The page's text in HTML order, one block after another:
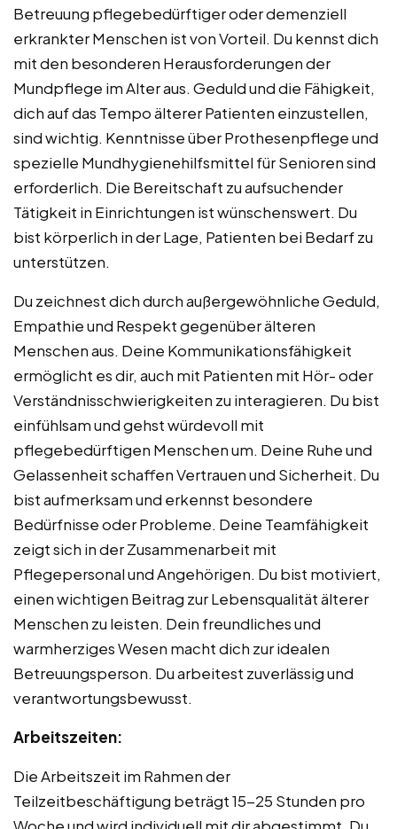
Betreuung pflegebedürftiger oder demenziell
erkrankter Menschen ist von Vorteil. Du kennst dich
mit den besonderen Herausforderungen der
Mundpflege im Alter aus. Geduld und die Fähigkeit,
dich auf das Tempo älterer Patienten einzustellen,
sind wichtig. Kenntnisse über Prothesenpflege und
spezielle Mundhygienehilfsmittel für Senioren sind
erforderlich. Die Bereitschaft zu aufsuchender
Tätigkeit in Einrichtungen ist wünschenswert. Du
bist körperlich in der Lage, Patienten bei Bedarf zu
unterstützen.
Du zeichnest dich durch außergewöhnliche Geduld,
Empathie und Respekt gegenüber älteren
Menschen aus. Deine Kommunikationsfähigkeit
ermöglicht es dir, auch mit Patienten mit Hör- oder
Verständnisschwierigkeiten zu interagieren. Du bist
einfühlsam und gehst würdevoll mit
pflegebedürftigen Menschen um. Deine Ruhe und
Gelassenheit schaffen Vertrauen und Sicherheit. Du
bist aufmerksam und erkennst besondere
Bedürfnisse oder Probleme. Deine Teamfähigkeit
zeigt sich in der Zusammenarbeit mit
Pflegepersonal und Angehörigen. Du bist motiviert,
einen wichtigen Beitrag zur Lebensqualität älterer
Menschen zu leisten. Dein freundliches und
warmherziges Wesen macht dich zur idealen
Betreuungsperson. Du arbeitest zuverlässig und
verantwortungsbewusst.
Arbeitszeiten:
Die Arbeitszeit im Rahmen der
Teilzeitbeschäftigung beträgt 15-25 Stunden pro